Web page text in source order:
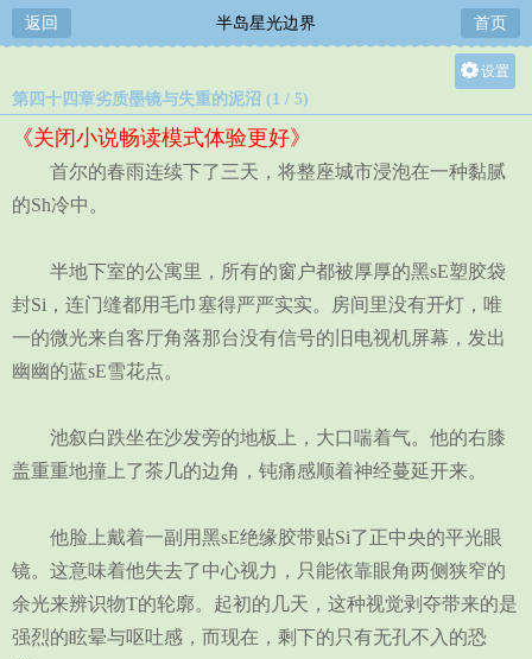
返回 半岛星光边界 首页
设置
中
第四十四章劣质墨镜与失重的泥沼 (1 / 5)
《关闭小说畅读模式体验更好》
首尔的春雨连续下了三天，将整座城市浸泡在一种黏腻
的Sh冷中。
半地下室的公寓里，所有的窗户都被厚厚的黑sE塑胶袋
封Si，连门缝都用毛巾塞得严严实实。房间里没有开灯，唯
一的微光来自客厅角落那台没有信号的旧电视机屏幕，发出
幽幽的蓝sE雪花点。
池叙白跌坐在沙发旁的地板上，大口喘着气。他的右膝
盖重重地撞上了茶几的边角，钝痛感顺着神经蔓延开来。
他脸上戴着一副用黑sE绝缘胶带贴Si了正中央的平光眼
镜。这意味着他失去了中心视力，只能依靠眼角两侧狭窄的
余光来辨识物T的轮廓。起初的几天，这种视觉剥夺带来的是
强烈的眩晕与呕吐感，而现在，剩下的只有无孔不入的恐